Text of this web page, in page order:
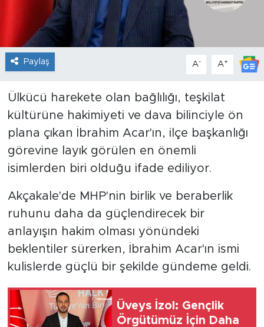
Paylaş A- A+
Ülkücü harekete olan bağlılığı, teşkilat
kültürüne hakimiyeti ve dava bilinciyle ön
plana çıkan İbrahim Acar'ın, ilçe başkanlığı
görevine layık görülen en önemli
isimlerden biri olduğu ifade ediliyor.
Akçakale'de MHP'nin birlik ve beraberlik
ruhunu daha da güçlendirecek bir
anlayışın hakim olması yönündeki
beklentiler sürerken, İbrahim Acar'ın ismi
kulislerde güçlü bir şekilde gündeme geldi.
Üveys İzol: Gençlik
Örgütümüz İçin Daha